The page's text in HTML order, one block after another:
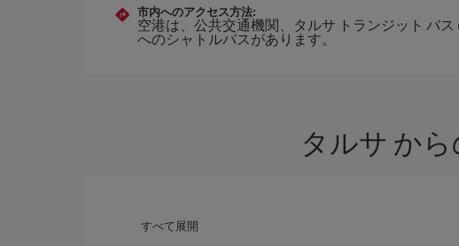
市内へのアクセス方法:
空港は、公共交通機関、タルサ トランジット バ
へのシャトルバスがあります。
タルサ か
すべて展開